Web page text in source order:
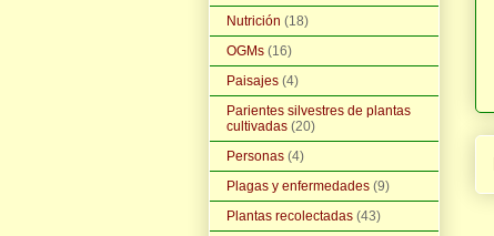
Nutrición (18)
OGMs (16)
Paisajes (4)
Parientes silvestres de plantas
cultivadas (20)
Personas (4)
Plagas y enfermedades (9)
Plantas recolectadas (43)